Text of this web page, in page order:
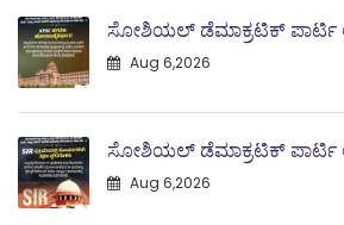
ಸೋಶಿಯಲ್ ಡೆಮಾಕ್ರಟಿಕ್
Aug 6,2026
ಸೋಶಿಯಲ್ ಡೆಮಾಕ್ರಟಿಕ್
Aug 6,2026